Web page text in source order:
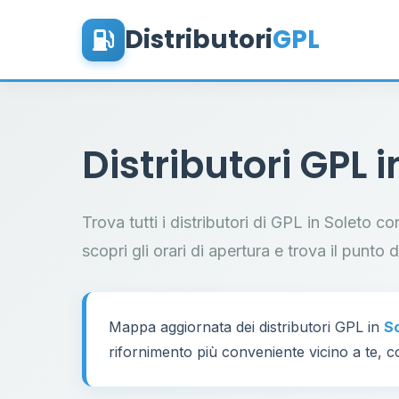
DistributoriGPL
Distributori GPL
Trova tutti i distributori di GPL in Soleto
scopri gli orari di apertura e trova il punto
Mappa aggiornata dei distributori GPL in
rifornimento più conveniente vicino a te,